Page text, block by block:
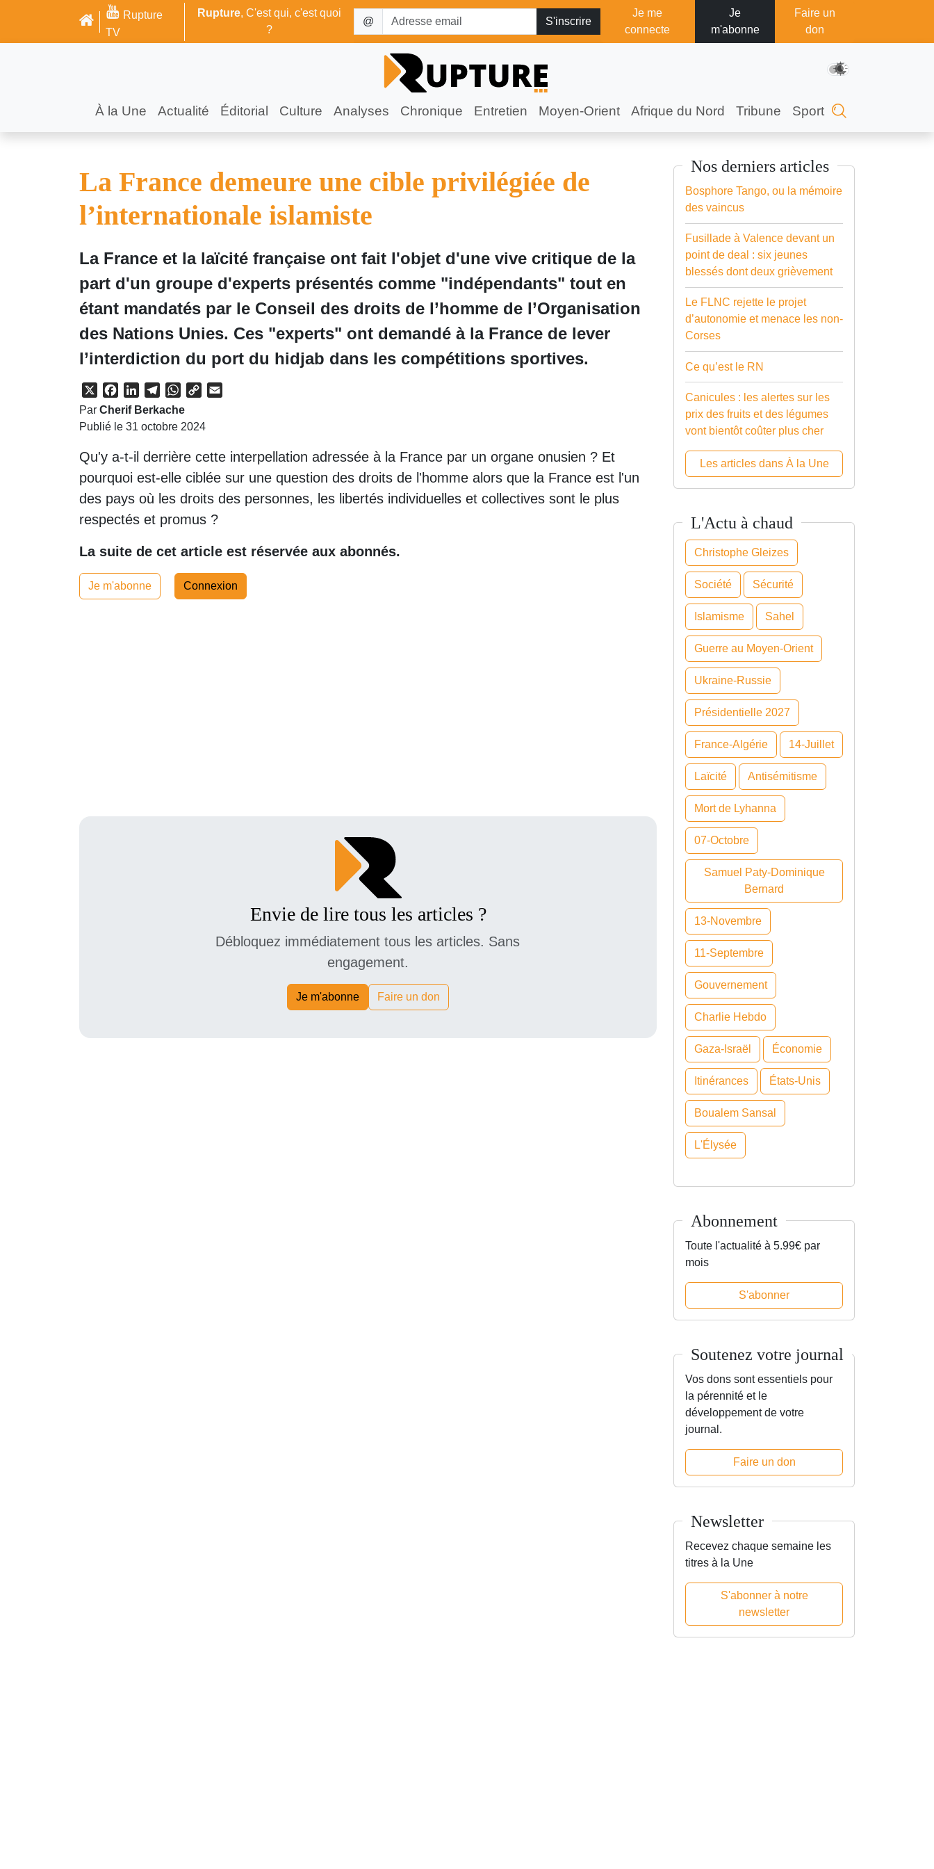
Rupture
TV
Rupture, C'est qui, c'est quoi
?
@
Je me
connecte
Je
m'abonne
Faire un
don
À la Une Actualité Éditorial Culture Analyses Chronique Entretien Moyen-Orient Afrique du Nord Tribune Sport
La France demeure une cible privilégiée de
l’internationale islamiste
La France et la laïcité française ont fait l'objet d'une vive critique de la
part d'un groupe d'experts présentés comme "indépendants" tout en
étant mandatés par le Conseil des droits de l’homme de l’Organisation
des Nations Unies. Ces "experts" ont demandé à la France de lever
l’interdiction du port du hidjab dans les compétitions sportives.
X FacebookLinkedInTelegramWhatsApp
Copy
Par Cherif Berkache
Publié le 31 octobre 2024
Qu'y a-t-il derrière cette interpellation adressée à la France par un organe onusien ? Et
pourquoi est-elle ciblée sur une question des droits de l'homme alors que la France est l'un
des pays où les droits des personnes, les libertés individuelles et collectives sont le plus
respectés et promus ?
La suite de cet article est réservée aux abonnés.
Je m'abonne Connexion
Envie de lire tous les articles ?
Débloquez immédiatement tous les articles. Sans
engagement.
Je m'abonne Faire un don
Nos derniers articles
Bosphore Tango, ou la mémoire
des vaincus
Fusillade à Valence devant un
point de deal : six jeunes
blessés dont deux grièvement
Le FLNC rejette le projet
d’autonomie et menace les non-
Corses
Ce qu’est le RN
Canicules : les alertes sur les
prix des fruits et des légumes
vont bientôt coûter plus cher
Les articles dans À la Une
L'Actu à chaud
Christophe Gleizes
Société Sécurité
Islamisme Sahel
Guerre au Moyen-Orient
Ukraine-Russie
Présidentielle 2027
France-Algérie 14-Juillet
Laïcité Antisémitisme
Mort de Lyhanna
07-Octobre
Samuel Paty-Dominique
Bernard
13-Novembre
11-Septembre
Gouvernement
Charlie Hebdo
Gaza-Israël Économie
Itinérances États-Unis
Boualem Sansal
L'Élysée
Abonnement
Toute l'actualité à 5.99€ par
mois
S'abonner
Soutenez votre journal
Vos dons sont essentiels pour
la pérennité et le
développement de votre
journal.
Faire un don
Newsletter
Recevez chaque semaine les
titres à la Une
S'abonner à notre
newsletter